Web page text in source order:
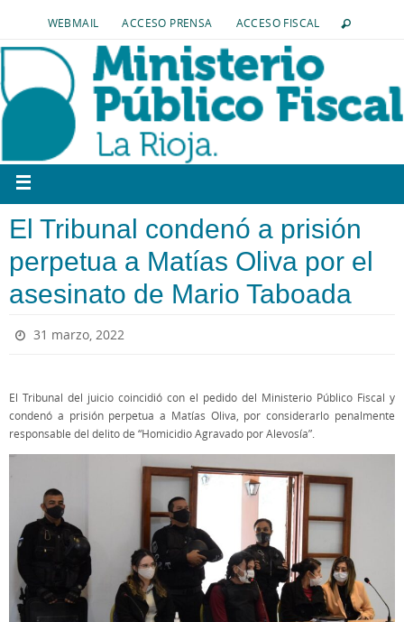
WEBMAIL ACCESO PRENSA ACCESO FISCAL
El Tribunal condenó a prisión
perpetua a Matías Oliva por el
asesinato de Mario Taboada
31 marzo, 2022
El Tribunal del juicio coincidió con el pedido del Ministerio Público Fiscal y
condenó a prisión perpetua a Matías Oliva, por considerarlo penalmente
responsable del delito de “Homicidio Agravado por Alevosía”.